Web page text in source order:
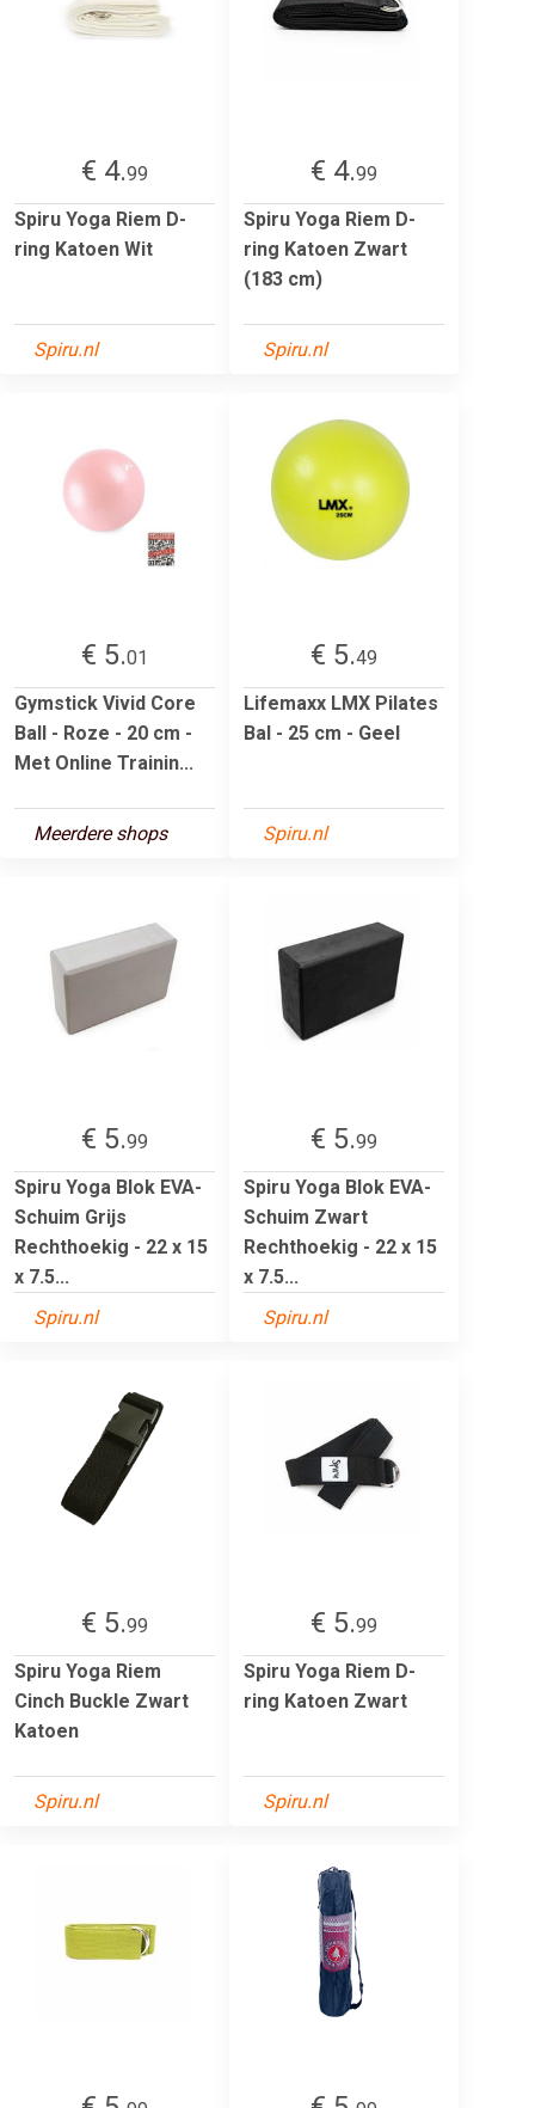
€ 4.99
Spiru Yoga Riem D-
ring Katoen Wit
Spiru.nl
€ 4.99
Spiru Yoga Riem D-
ring Katoen Zwart
(183 cm)
Spiru.nl
€ 5.01
Gymstick Vivid Core
Ball - Roze - 20 cm -
Met Online Trainin...
Meerdere shops
€ 5.49
Lifemaxx LMX Pilates
Bal - 25 cm - Geel
Spiru.nl
€ 5.99
Spiru Yoga Blok EVA-
Schuim Grijs
Rechthoekig - 22 x 15
x 7.5...
Spiru.nl
€ 5.99
Spiru Yoga Blok EVA-
Schuim Zwart
Rechthoekig - 22 x 15
x 7.5...
Spiru.nl
€ 5.99
Spiru Yoga Riem
Cinch Buckle Zwart
Katoen
Spiru.nl
€ 5.99
Spiru Yoga Riem D-
ring Katoen Zwart
Spiru.nl